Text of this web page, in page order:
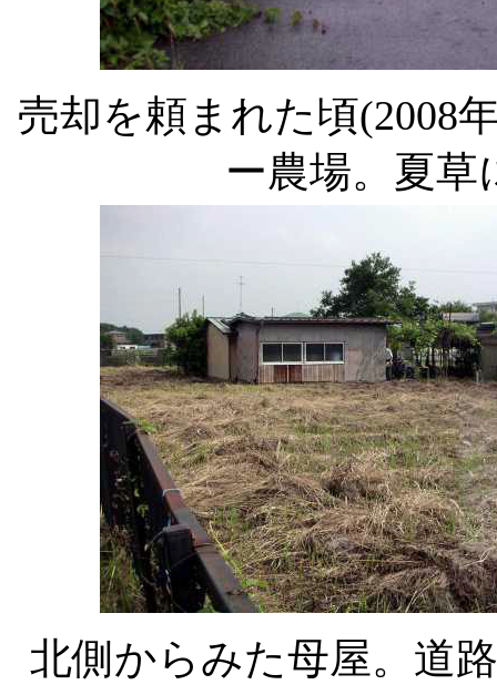
売却を頼まれた頃(2008
ー農場。夏草
北側からみた母屋。道